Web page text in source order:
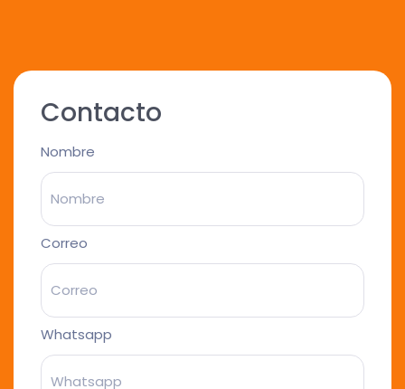
Contacto
Nombre
Correo
Whatsapp